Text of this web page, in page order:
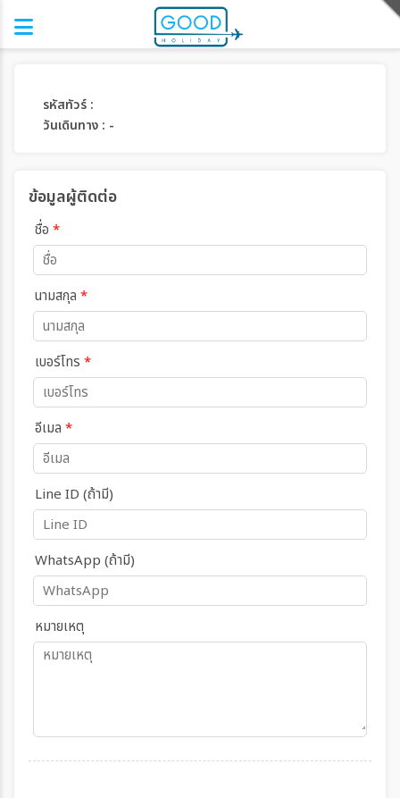
รหัสทัวร์ :
วันเดินทาง : -
ข้อมูลผู้ติดต่อ
ชื่อ *
นามสกุล *
เบอร์โทร *
อีเมล *
Line ID (ถ้ามี)
WhatsApp (ถ้ามี)
หมายเหตุ